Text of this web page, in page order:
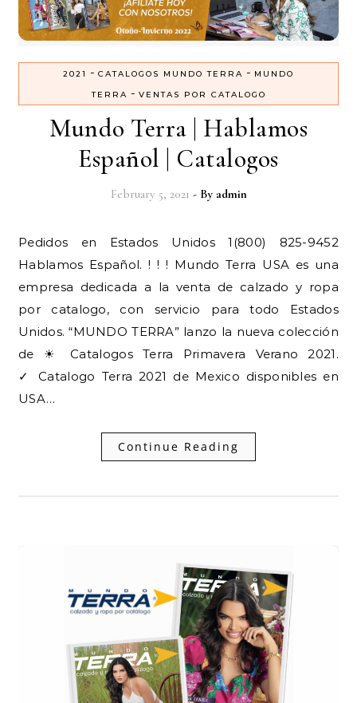
2021 - CATALOGOS MUNDO TERRA - MUNDO
TERRA - VENTAS POR CATALOGO
Mundo Terra | Hablamos
Español | Catalogos
February 5, 2021 - By admin
Pedidos en Estados Unidos 1(800) 825-9452
Hablamos Español. ! ! ! Mundo Terra USA es una
empresa dedicada a la venta de calzado y ropa
por catalogo, con servicio para todo Estados
Unidos. “MUNDO TERRA” lanzo la nueva colección
de ☀ Catalogos Terra Primavera Verano 2021.
✓ Catalogo Terra 2021 de Mexico disponibles en
USA…
Continue Reading